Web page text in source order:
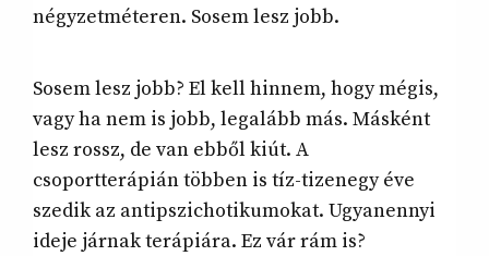
négyzetméteren. Sosem lesz jobb.
Sosem lesz jobb? El kell hinnem, hogy mégis,
vagy ha nem is jobb, legalább más. Másként
lesz rossz, de van ebből kiút. A
csoportterápián többen is tíz-tizenegy éve
szedik az antipszichotikumokat. Ugyanennyi
ideje járnak terápiára. Ez vár rám is?